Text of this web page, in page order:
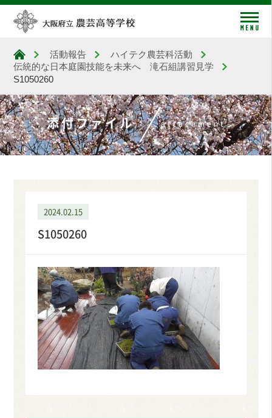
大阪府立農芸高等学校
活動報告
ハイテク農芸科活動
伝統的な日本庭園技能を未来へ 滝石組講習見学
S1050260
添付ファイル attachment
2024.02.15
S1050260